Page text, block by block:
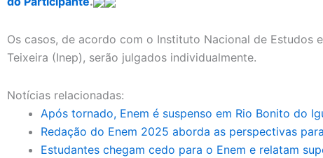
Os casos, de acordo com o Instituto Nacional de Estudos
Teixeira (Inep), serão julgados individualmente.
Notícias relacionadas:
Após tornado, Enem é suspenso em Rio Bonito do
Redação do Enem 2025 aborda as perspectivas
Estudantes chegam cedo para o Enem e relatam